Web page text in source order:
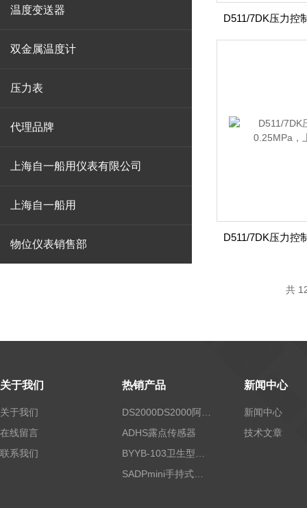
温度变送器
双金属温度计
压力表
代理品牌
上海自一船用仪表有限公司
上海自一船用
物位仪表销售部
共
关于我们
关于我们
在线留言
联系我们
热销产品
ADHS露点传感器
新闻中心
新闻中心
技术文章